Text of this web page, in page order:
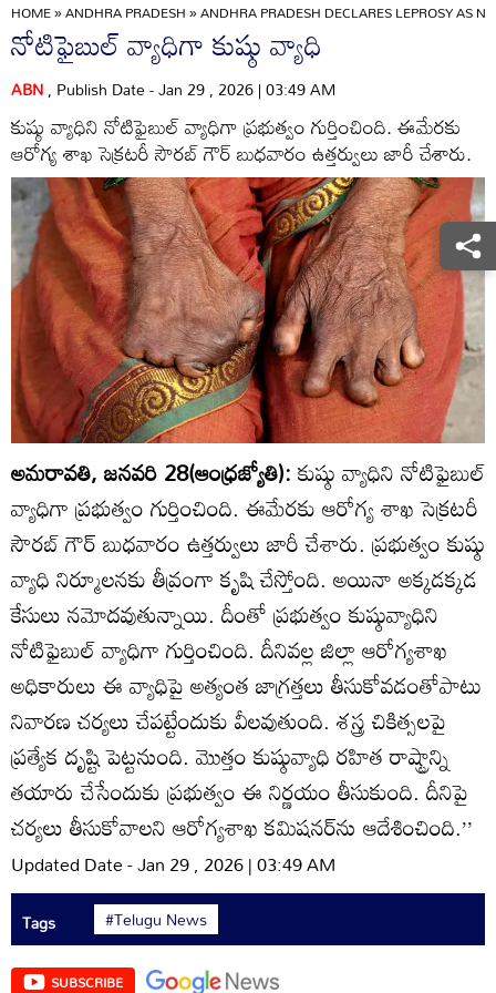
HOME»ANDHRA PRADESH»ANDHRA PRADESH DECLARES LEPROSY AS
నోటిఫైబుల్‌ వ్యాధిగా కుష్ఠు వ్యాధి
ABN, Publish Date - Jan 29 , 2026 | 03:49 AM
కుష్ఠు వ్యాధిని నోటిఫైబుల్‌ వ్యాధిగా ప్రభుత్వం గుర్తించింది. ఈమేరకు
ఆరోగ్య శాఖ సెక్రటరీ సౌరబ్‌ గౌర్‌ బుధవారం ఉత్తర్వులు జారీ చేశారు.
అమరావతి, జనవరి 28(ఆంధ్రజ్యోతి):కుష్ఠు వ్యాధిని నోటిఫైబుల్‌
వ్యాధిగా ప్రభుత్వం గుర్తించింది. ఈమేరకు ఆరోగ్య శాఖ సెక్రటరీ
సౌరబ్‌ గౌర్‌ బుధవారం ఉత్తర్వులు జారీ చేశారు. ప్రభుత్వం కుష్ఠు
వ్యాధి నిర్మూలనకు తీవ్రంగా కృషి చేస్తోంది. అయినా అక్కడక్కడ
కేసులు నమోదవుతున్నాయి. దీంతో ప్రభుత్వం కుష్ఠువ్యాధిని
నోటిఫైబుల్‌ వ్యాధిగా గుర్తించింది. దీనివల్ల జిల్లా ఆరోగ్యశాఖ
అధికారులు ఈ వ్యాధిపై అత్యంత జాగ్రత్తలు తీసుకోవడంతోపాటు
నివారణ చర్యలు చేపట్టేందుకు వీలవుతుంది. శస్త్ర చికిత్సలపై
ప్రత్యేక దృష్టి పెట్టనుంది. మొత్తం కుష్ఠువ్యాధి రహిత రాష్ట్రాన్ని
తయారు చేసేందుకు ప్రభుత్వం ఈ నిర్ణయం తీసుకుంది. దీనిపై
చర్యలు తీసుకోవాలని ఆరోగ్యశాఖ కమిషనర్‌ను ఆదేశించింది.’’
Updated Date - Jan 29 , 2026 | 03:49 AM
Tags #Telugu News
SUBSCRIBE